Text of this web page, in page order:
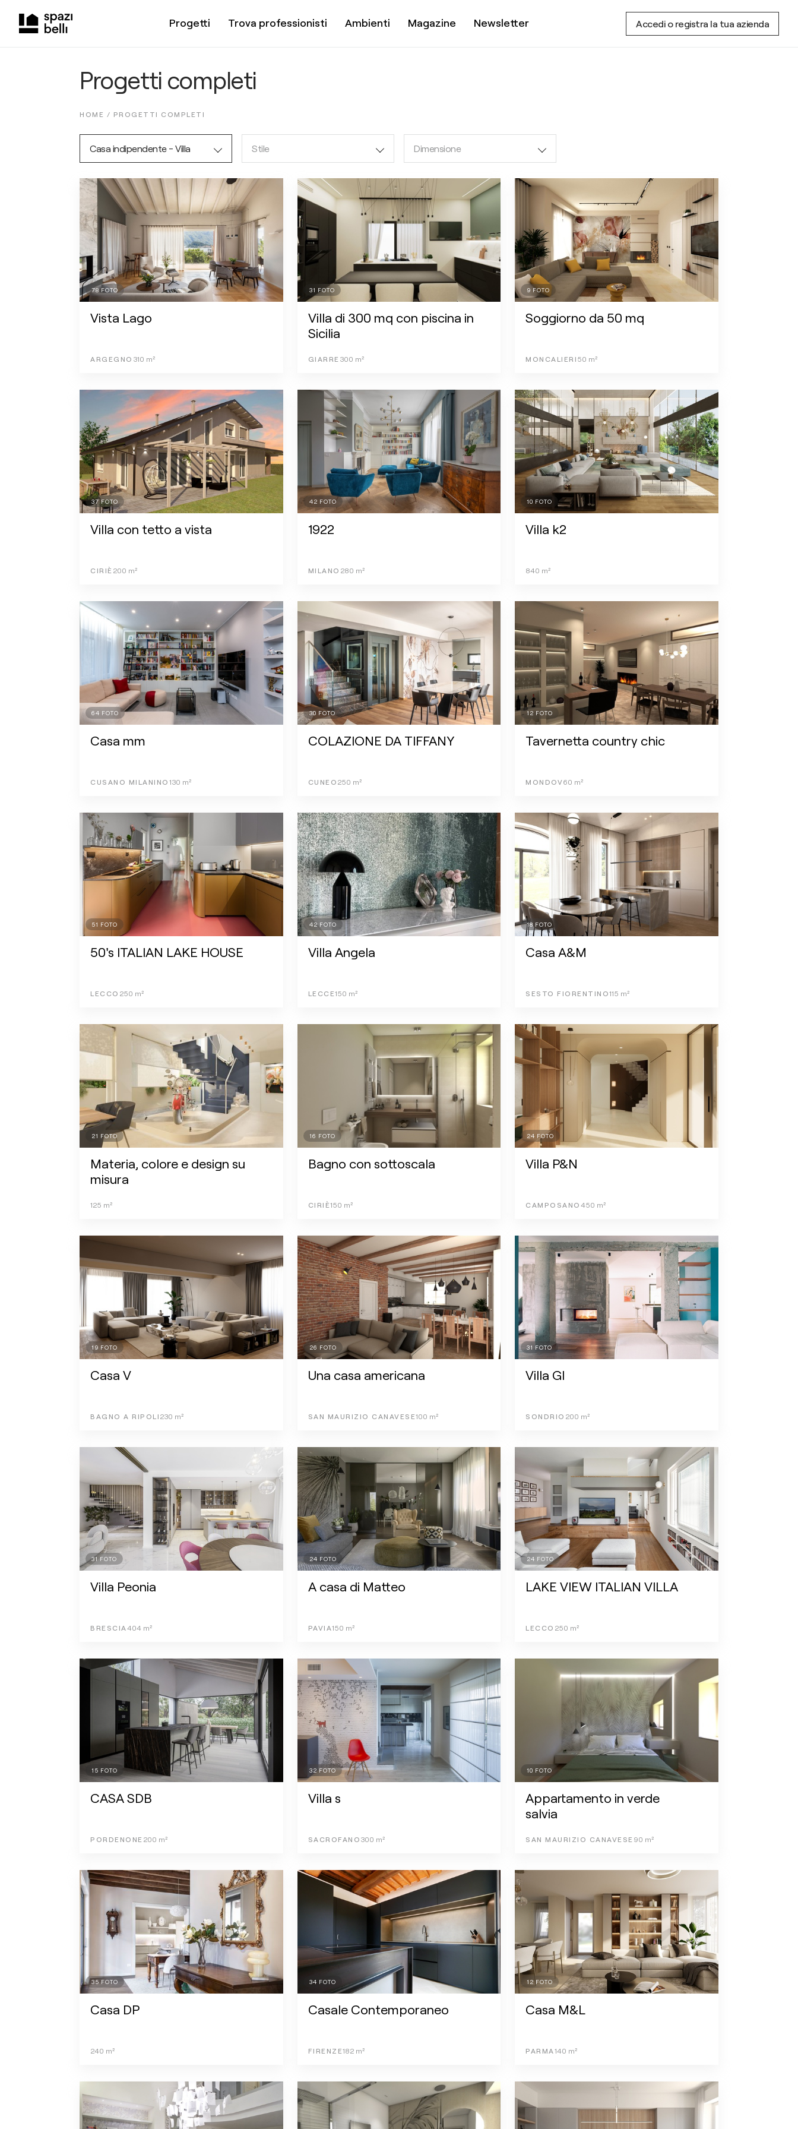
Progetti Trova professionisti Ambienti Magazine Newsletter Accedi o registra la tua azienda
Progetti completi
HOME / PROGETTI COMPLETI
Casa indipendente - Villa Stile Dimensione
78FOTO
Vista Lago
ARGEGNO 310 m²
31 FOTO
Villa di 300 mq con piscina in
Sicilia
GIARRE 300 m²
9 FOTO
Soggiorno da 50 mq
MONCALIERI 50 m²
37FOTO
Villa con tetto a vista
CIRIÈ 200 m²
42 FOTO
1922
MILANO 280 m²
10 FOTO
Villa k2
840 m²
64 FOTO
Casa mm
CUSANO MILANINO 130 m²
30 FOTO
COLAZIONE DA TIFFANY
CUNEO 250 m²
12 FOTO
Tavernetta country chic
MONDOV60 m²
51 FOTO
50's ITALIAN LAKE HOUSE
LECCO 250 m²
42FOTO
Villa Angela
LECCE150 m²
18 FOTO
Casa A&M
SESTO FIORENTINO115 m²
21 FOTO
Materia, colore e design su
misura
125 m²
16 FOTO
Bagno con sottoscala
CIRIÈ150 m²
24 FOTO
Villa P&N
CAMPOSANO 450 m²
19 FOTO
Casa V
BAGNO A RIPOLI 230 m²
26 FOTO
Una casa americana
SAN MAURIZIO CANAVESE100 m²
31 FOTO
Villa GI
SONDRIO 200 m²
31FOTO
Villa Peonia
BRESCIA 404m²
24 FOTO
A casa di Matteo
PAVIA150 m²
24 FOTO
LAKE VIEW ITALIAN VILLA
LECCO 250 m²
15 FOTO
CASA SDB
PORDENONE 200 m²
32FOTO
Villa s
SACROFANO 300 m²
10 FOTO
Appartamento in verde
salvia
SAN MAURIZIO CANAVESE 90 m²
35FOTO
Casa DP
240 m²
34 FOTO
Casale Contemporaneo
FIRENZE182 m²
12FOTO
Casa M&L
PARMA 140 m²